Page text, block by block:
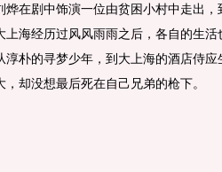
剧中饰演一位由贫困小村中走出，
上海经历过风风雨雨之后，各自的生
淳朴的寻梦少年，到大上海的酒店侍
，却没想最后死在自己兄弟的枪下。